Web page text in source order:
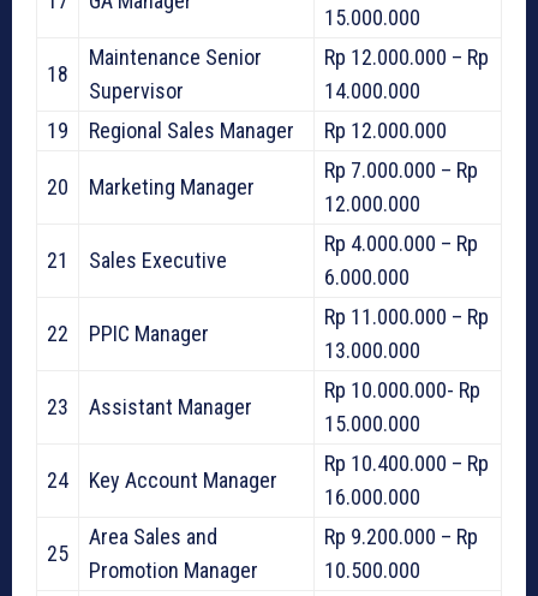
15.000.000
18
Maintenance Senior
Supervisor
Rp 12.000.000 – Rp
14.000.000
19
Regional Sales Manager Rp 12.000.000
20 Marketing Manager
Rp 7.000.000 – Rp
12.000.000
21 Sales Executive
Rp 4.000.000 – Rp
6.000.000
22 PPIC Manager
Rp 11.000.000 – Rp
13.000.000
23 Assistant Manager
Rp 10.000.000- Rp
15.000.000
24 Key Account Manager
Rp 10.400.000 – Rp
16.000.000
25
Area Sales and
Promotion Manager
Rp 9.200.000 – Rp
10.500.000